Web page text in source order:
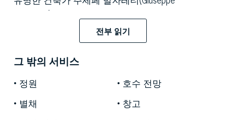
Balzaretti)에 의해 영국 고딕 양식으로 지어졌습니
다. 위엄이 있고 아름다운 빌라는 봄과 여름에 비
스콘티 가문의 별장이 되었습니다. 비스콘티 가문
은 권위 있는 존재감으로 마을에 명성을 안겨 주
었으며, 당시 귀족과 유럽 및 미국 문화의 가장 중
요한 구성원들이 자주 방문했습니다.
전부 읽기
그 밖의 서비스
정원
호수 전망
별채
창고